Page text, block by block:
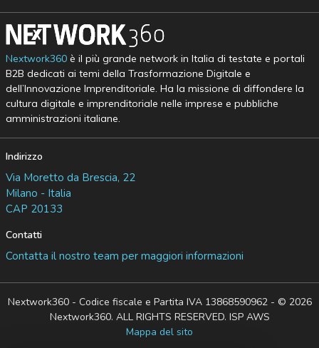
Nextwork360è il più grande network in Italia di testate e portali
B2B dedicati ai temi della Trasformazione Digitale e
dell’Innovazione Imprenditoriale. Ha la missione di diffondere la
cultura digitale e imprenditoriale nelle imprese e pubbliche
amministrazioni italiane.
Indirizzo
Via Moretto da Brescia, 22
Milano - Italia
CAP 20133
Contatti
Contatta il nostro team per maggiori informazioni
Nextwork360 - Codice fiscale e Partita IVA 13868590962 - © 2026
Nextwork360. ALL RIGHTS RESERVED. ISP AWS
Mappa del sito